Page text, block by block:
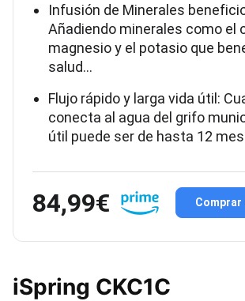
Infusión de Minerales
Añadiendo minerales como el
magnesio y el potasio que
salud…
Flujo rápido y larga vida útil:
conecta al agua del grifo
útil puede ser de hasta 12
84,99€ Comprar
iSpring CKC1C